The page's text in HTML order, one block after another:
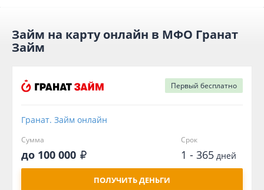
Займ на карту онлайн в МФО Гранат
Займ
Первый бесплатно
Гранат. Займ онлайн
Сумма
до 100 000
Срок
1 - 365дней
ПОЛУЧИТЬ ДЕНЬГИ